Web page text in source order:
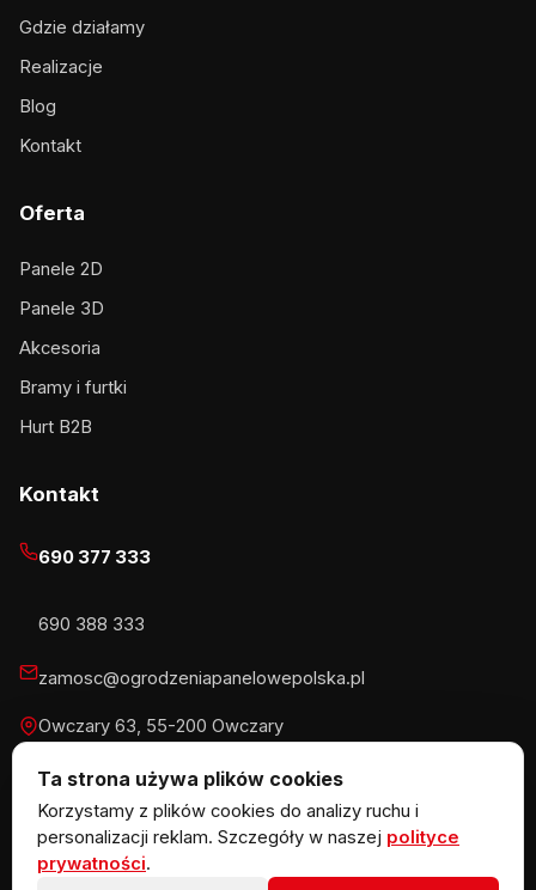
Ta strona używa plików cookies
Korzystamy z plików cookies do analizy ruchu i
personalizacji reklam. Szczegóły w naszej polityce
prywatności.
Gdzie działamy
Realizacje
Blog
Kontakt
Oferta
Panele 2D
Panele 3D
Akcesoria
Bramy i furtki
Hurt B2B
Kontakt
690 377 333
690 388 333
zamosc@ogrodzeniapanelowepolska.pl
Owczary 63, 55-200 Owczary
Pn-Pt 8-16, Sb 8-13:30
© 2026 KOW MET Marlena Kowalska · NIP 5291746970 ·